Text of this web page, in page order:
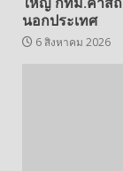
นอกประเทศ
6 สิงหาคม 2026